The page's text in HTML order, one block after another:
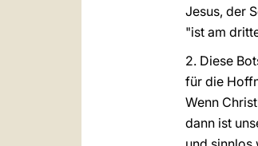
Jesus, der
"ist am
2. Diese
für die
Wenn
dann ist